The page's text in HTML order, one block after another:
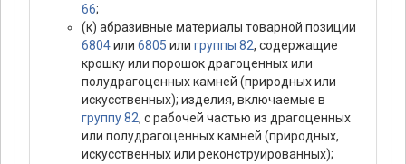
66;
(к) абразивные материалы товарной позиции
6804или 6805 или группы 82, содержащие
крошку или порошок драгоценных или
полудрагоценных камней (природных или
искусственных); изделия, включаемые в
группу 82, с рабочей частью из драгоценных
или полудрагоценных камней (природных,
искусственных или реконструированных);